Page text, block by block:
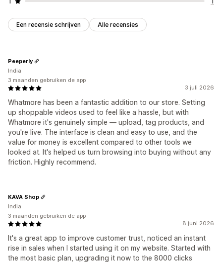
Een recensie schrijven Alle recensies
3 juli 2026
Whatmore has been a fantastic addition to our store. Setting
up shoppable videos used to feel like a hassle, but with
Whatmore it's genuinely simple — upload, tag products, and
you're live. The interface is clean and easy to use, and the
value for money is excellent compared to other tools we
looked at. It's helped us turn browsing into buying without any
friction. Highly recommend.
Peeperly
India
3 maanden gebruiken de app
8 juni 2026
It's a great app to improve customer trust, noticed an instant
rise in sales when I started using it on my website. Started with
the most basic plan, upgrading it now to the 8000 clicks
KAVA Shop
India
3 maanden gebruiken de app